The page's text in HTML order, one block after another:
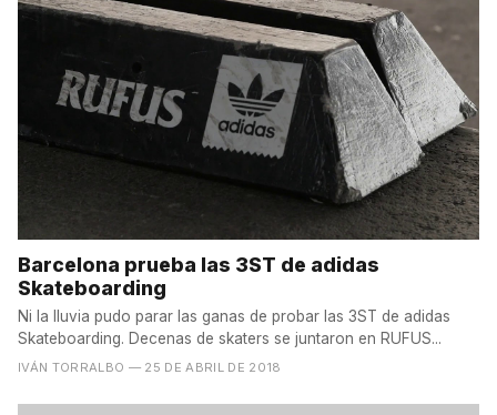
Barcelona prueba las 3ST de adidas
Skateboarding
Ni la lluvia pudo parar las ganas de probar las 3ST de adidas
Skateboarding. Decenas de skaters se juntaron en RUFUS...
IVÁN TORRALBO — 25 DE ABRIL DE 2018